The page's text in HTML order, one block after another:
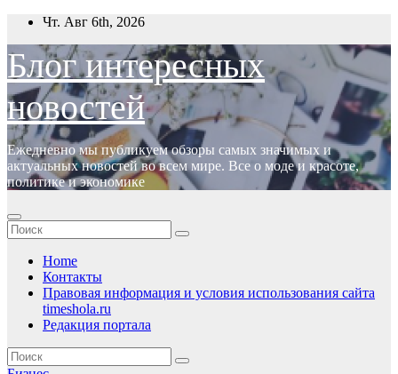
Перейти
содержимому
Чт. Авг 6th, 2026
Блог интересных
новостей
Ежедневно мы публикуем обзоры самых значимых и
актуальных новостей во всем мире. Все о моде и красоте,
политике и экономике
Home
Контакты
Правовая информация и условия использования сайта
timeshola.ru
Редакция портала